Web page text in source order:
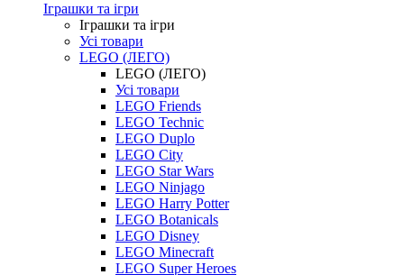
Іграшки та ігри
Іграшки та ігри
Усі товари
LEGO (ЛЕГО)
LEGO (ЛЕГО)
Усі товари
LEGO Friends
LEGO Technic
LEGO Duplo
LEGO City
LEGO Star Wars
LEGO Ninjago
LEGO Harry Potter
LEGO Botanicals
LEGO Disney
LEGO Minecraft
LEGO Super Heroes